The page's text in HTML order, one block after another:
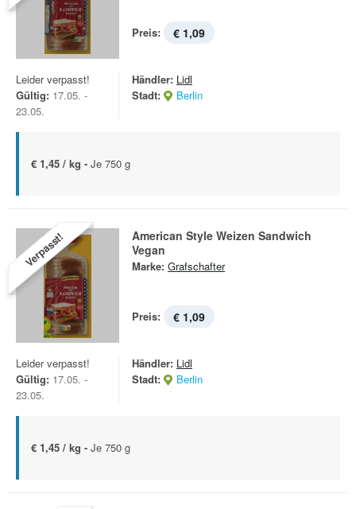
Preis: € 1,09
Leider verpasst!
Gültig: 17.05. -
23.05.
Händler: Lidl
Stadt:
Berlin
€ 1,45 / kg - Je 750 g
Verpasst!
American Style Weizen Sandwich
Vegan
Marke: Grafschafter
Preis: € 1,09
Leider verpasst!
Gültig: 17.05. -
23.05.
Händler: Lidl
Stadt:
Berlin
€ 1,45 / kg - Je 750 g